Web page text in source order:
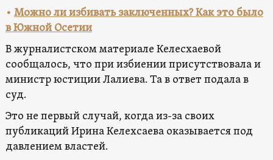
• Можно ли избивать заключенных? Как это было
в Южной Осетии
В журналистском материале Келесхаевой
сообщалось, что при избиении присутствовала и
министр юстиции Лалиева. Та в ответ подала в
суд.
Это не первый случай, когда из-за своих
публикаций Ирина Келехсаева оказывается под
давлением властей.